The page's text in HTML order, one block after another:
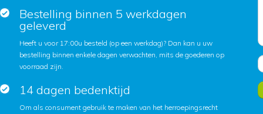
Bestelling binnen 5 werkdagen
geleverd
Heeft u voor 17:00u besteld (op een werkdag)? Dan kan u uw
bestelling binnen enkele dagen verwachten, mits de goederen op
voorraad zijn.
14 dagen bedenktijd
Om als consument gebruik te maken van het herroepingsrecht